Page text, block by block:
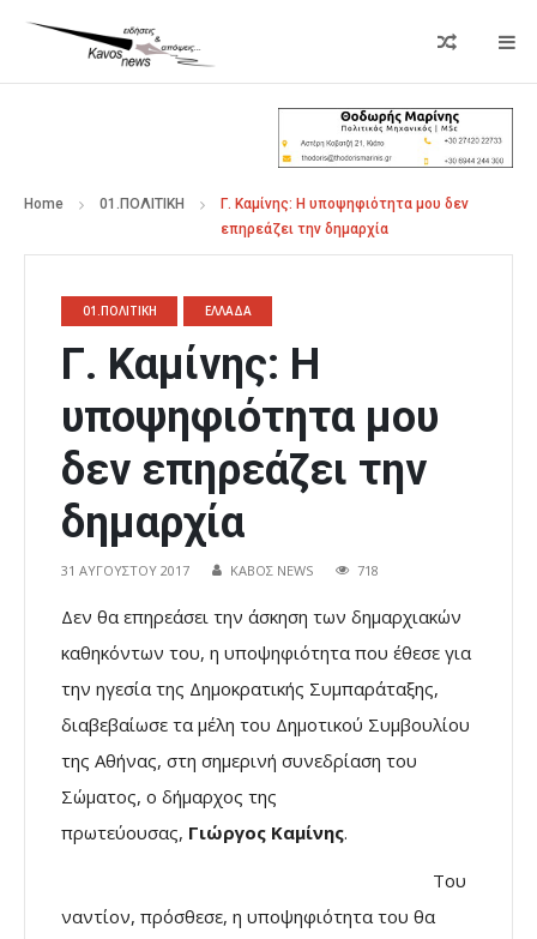
Home 01.ΠΟΛΙΤΙΚΗ
Γ. Καμίνης: Η υποψηφιότητα μου δεν
επηρεάζει την δημαρχία
01.ΠΟΛΙΤΙΚΗ ΕΛΛΑΔΑ
Γ. Καμίνης: Η
υποψηφιότητα μου
δεν επηρεάζει την
δημαρχία
31 ΑΥΓΟΎΣΤΟΥ 2017 ΚΑΒΟΣ NEWS 718
Δεν θα επηρεάσει την άσκηση των δημαρχιακών
καθηκόντων του, η υποψηφιότητα που έθεσε για
την ηγεσία της Δημοκρατικής Συμπαράταξης,
διαβεβαίωσε τα μέλη του Δημοτικού Συμβουλίου
της Αθήνας, στη σημερινή συνεδρίαση του
Σώματος, ο δήμαρχος της
πρωτεύουσας, Γιώργος Καμίνης.
Του
ναντίον, πρόσθεσε, η υποψηφιότητα του θα